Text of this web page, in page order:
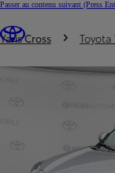
Passer au contenu suivant (Press
Trouvez un partenaire
Vous êtes ici
Yaris Cross Toyota